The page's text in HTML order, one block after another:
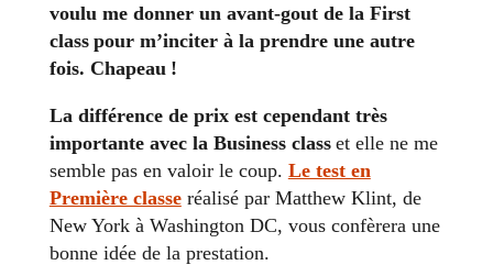
voulu me donner un avant-gout de la First
class pour m’inciter à la prendre une autre
fois. Chapeau !
La différence de prix est cependant très
importante avec la Business classet elle ne me
semble pas en valoir le coup. Le test en
Première classeréalisé par Matthew Klint, de
New York à Washington DC, vous confèrera une
bonne idée de la prestation.